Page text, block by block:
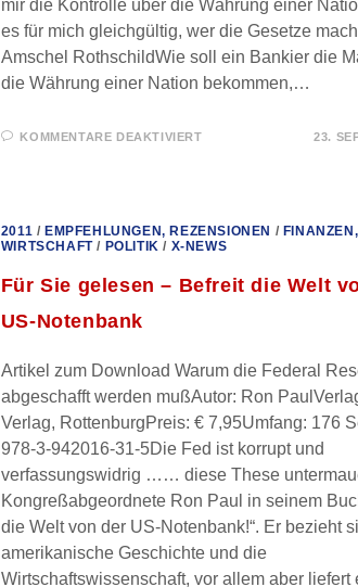
mir die Kontrolle über die Währung einer
es für mich gleichgültig, wer die Gesetze
Amschel RothschildWie soll ein Bankier die
die Währung einer Nation bekommen,…
KOMMENTARE DEAKTIVIERTFÜR
VON
JEKYLL
23.
2011 / EMPFEHLUNGEN, REZENSIONEN / FINANZEN,
WIRTSCHAFT/ POLITIK / X-NEWS
Für Sie gelesen – Befreit die Welt
US-Notenbank
Artikel zum Download Warum die Federal
abgeschafft werden mußAutor: Ron
Verlag, RottenburgPreis: € 7,95Umfang: 176
978-3-942016-31-5Die Fed ist korrupt und
verfassungswidrig …… diese These
Kongreßabgeordnete Ron Paul in seinem
die Welt von der US-Notenbank!“. Er bezieht
amerikanische Geschichte und die
Wirtschaftswissenschaft, vor allem aber liefert